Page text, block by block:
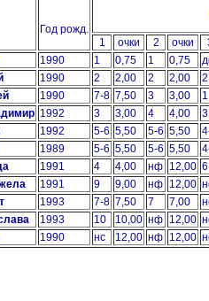
Год рожд.
1
очки 2 очки
1990 1 0,75 1 0,75
1990 2 2,00 2 2,00 2
1990 7-8 7,50 3 3,00 1
1992 3 3,00 4 4,00 3
1992 5-6 5,50 5-6 5,50
1989 5-6 5,50 5-6 5,50
1991 4 4,00 нф 12,00 6
1991 9 9,00 нф 12,00
1993 7-8 7,50 7 7,00
1993 10 10,00 нф 12,00
1990 нс 12,00 нф 12,00